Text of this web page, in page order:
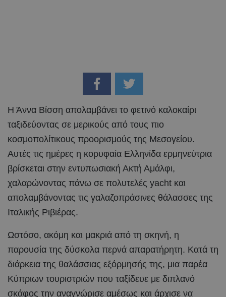
Η Άννα Βίσση απολαμβάνει το φετινό καλοκαίρι
ταξιδεύοντας σε μερικούς από τους πιο
κοσμοπολίτικους προορισμούς της Μεσογείου.
Αυτές τις ημέρες η κορυφαία Ελληνίδα ερμηνεύτρια
βρίσκεται στην εντυπωσιακή Ακτή Αμάλφι,
χαλαρώνοντας πάνω σε πολυτελές yacht και
απολαμβάνοντας τις γαλαζοπράσινες θάλασσες της
Ιταλικής Ριβιέρας.
Ωστόσο, ακόμη και μακριά από τη σκηνή, η
παρουσία της δύσκολα περνά απαρατήρητη. Κατά τη
διάρκεια της θαλάσσιας εξόρμησής της, μια παρέα
Κύπριων τουριστριών που ταξίδευε με διπλανό
σκάφος την αναγνώρισε αμέσως και άρχισε να